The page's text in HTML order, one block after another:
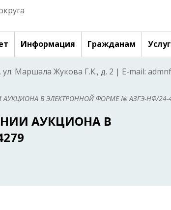
Информация Гражданам
ул. Маршала Жукова Г.К., д. 2 | E-mail:
В ЭЛЕКТРОННОЙ ФОРМЕ № АЗГЭ-НФ/24-
АУКЦИОНА В